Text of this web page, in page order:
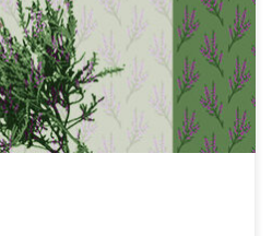
on tällä kertaa luonto ja